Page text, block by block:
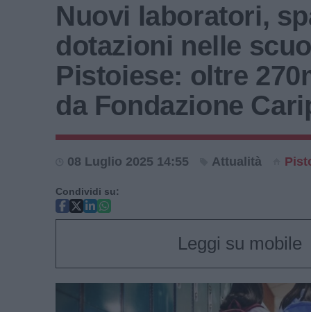
Nuovi laboratori,
dotazioni nelle
Pistoiese: oltre
da Fondazione
08 Luglio 2025 14:55 Attualità
Condividi su:
Leggi su mobile